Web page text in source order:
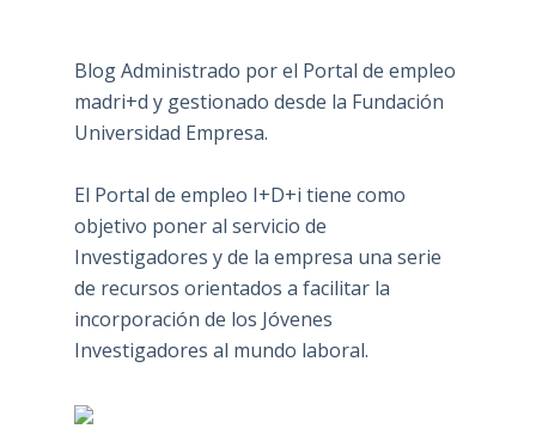
Blog Administrado por el Portal de empleo
madri+d y gestionado desde la Fundación
Universidad Empresa.
El Portal de empleo I+D+i tiene como
objetivo poner al servicio de
Investigadores y de la empresa una serie
de recursos orientados a facilitar la
incorporación de los Jóvenes
Investigadores al mundo laboral.